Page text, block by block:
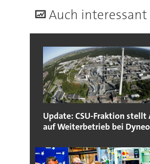
Auch interessant
Update: CSU-Fraktion stellt
auf Weiterbetrieb bei